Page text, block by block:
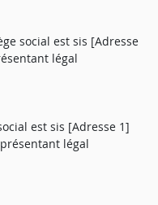
social est sis [Adresse
légal
est sis [Adresse 1]
légal